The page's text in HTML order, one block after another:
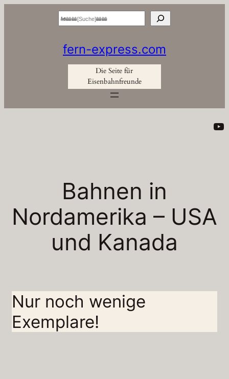
Suchen
fern-express.com
Die Seite für
Eisenbahnfreunde
Bahnen in
Nordamerika – USA
und Kanada
Nur noch wenige
Exemplare!